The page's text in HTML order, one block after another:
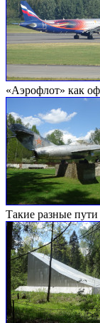
«Аэрофлот» как
Такие разные